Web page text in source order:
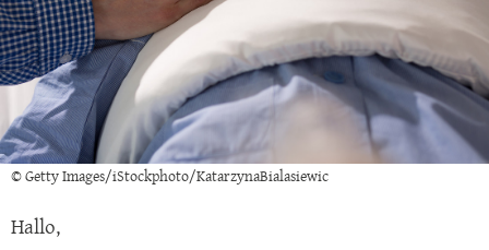
© Getty Images/iStockphoto/KatarzynaBialasiewic
Hallo,